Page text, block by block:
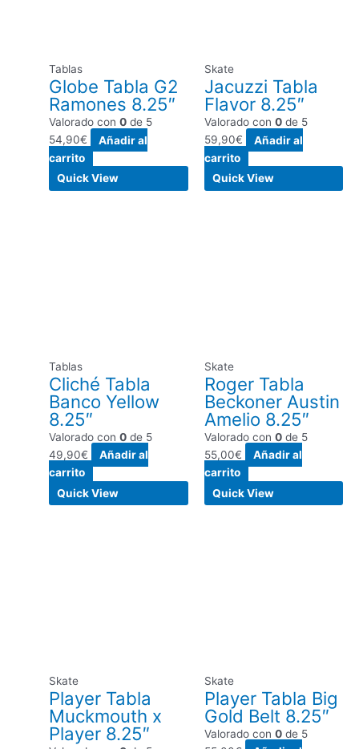
Tablas
Globe Tabla G2
Ramones 8.25″
Valorado con0 de 5
54,90€
Añadir al
carrito
Quick View
Skate
Jacuzzi Tabla
Flavor 8.25″
Valorado con 0de 5
59,90€
Añadir al
carrito
Quick View
Tablas
Cliché Tabla
Banco Yellow
8.25″
Valorado con0 de 5
49,90€
Añadir al
carrito
Quick View
Skate
Roger Tabla
Beckoner Austin
Amelio 8.25″
Valorado con 0de 5
55,00€
Añadir al
carrito
Quick View
Skate
Player Tabla
Muckmouth x
Player 8.25″
Skate
Player Tabla Big
Gold Belt 8.25″
Valorado con 0de 5